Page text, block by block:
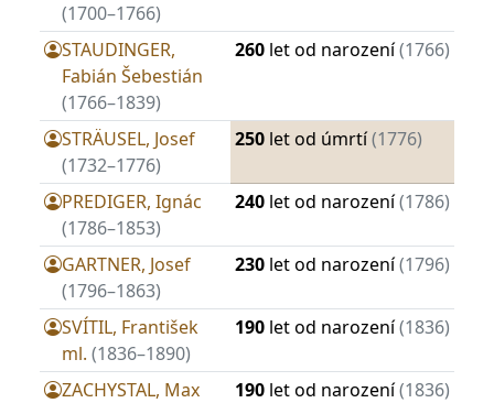
(1700–1766)
STAUDINGER,
Fabián Šebestián
(1766–1839)
260 let od narození(1766)
STRÄUSEL, Josef
(1732–1776)
250 let od úmrtí(1776)
PREDIGER, Ignác
(1786–1853)
240 let od narození(1786)
GARTNER, Josef
(1796–1863)
230 let od narození(1796)
SVÍTIL, František
ml. (1836–1890)
190 let od narození(1836)
ZACHYSTAL, Max
190 let od narození(1836)